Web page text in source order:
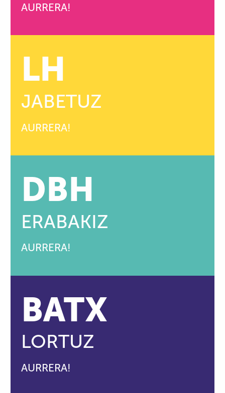
AURRERA!
LH
JABETUZ
AURRERA!
DBH
ERABAKIZ
AURRERA!
BATX
LORTUZ
AURRERA!